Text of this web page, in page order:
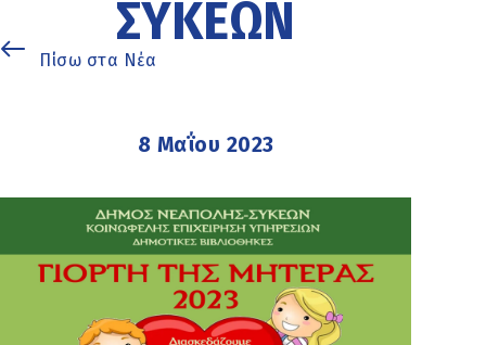
ΣΥΚΕΏΝ
Πίσω στα Νέα
8 Μαΐου 2023